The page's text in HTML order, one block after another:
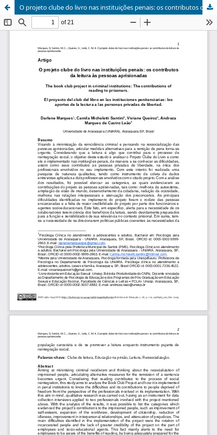
O projeto clube do livro nas instituições penais: os contributos da leitura às pessoas aprisionadas